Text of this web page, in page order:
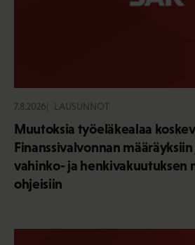
7.8.2026 LAUSUNNOT
Muutoksia työeläkealaa
Finanssivalvonnan
vahinko- ja henkivakuutuksen
ohjeisiin